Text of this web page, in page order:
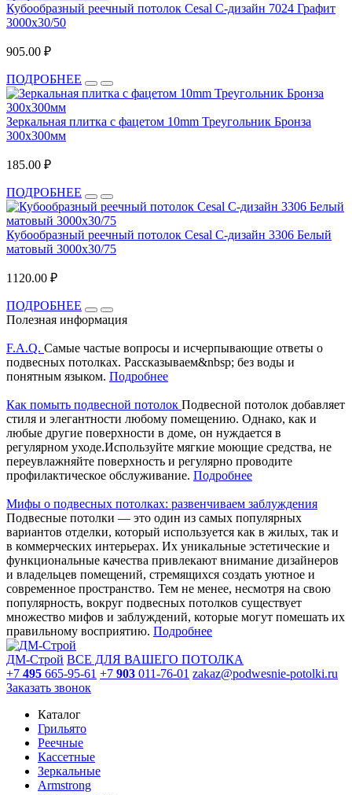
Кубообразный реечный потолок Cesal C-дизайн 7024 Графит
3000х30/50
905.00 ₽
ПОДРОБНЕЕ
Зеркальная плитка с фацетом 10mm Треугольник Бронза
300х300мм
185.00 ₽
ПОДРОБНЕЕ
Кубообразный реечный потолок Cesal C-дизайн 3306 Белый
матовый 3000х30/75
1120.00 ₽
ПОДРОБНЕЕ
Полезная информация
F.A.Q. Самые частые вопросы и исчерпывающие ответы о
подвесных потолках. Рассказываем&nbsp; без воды и
понятным языком. Подробнее
Как помыть подвесной потолок Подвесной потолок добавляет
стиля и элегантности любому помещению. Однако, как и
любые другие поверхности в доме, он нуждается в
регулярном уходе.Используйте мягкие моющие средства, не
переувлажняйте поверхность и регулярно проводите
профилактическое обслуживание. Подробнее
Мифы о подвесных потолках: развенчиваем заблуждения
Подвесные потолки — это один из самых популярных
вариантов отделки, который используется как в жилых, так и
в коммерческих интерьерах. Их уникальные эстетические и
функциональные качества привлекают внимание дизайнеров
и владельцев помещений, стремящихся создать уютное и
современное пространство. Тем не менее, несмотря на свою
популярность, вокруг подвесных потолков существует
множество мифов и заблуждений, которые могут помешать их
правильному восприятию. Подробнее
ДМ-Строй ВСЕ ДЛЯ ВАШЕГО ПОТОЛКА
+7 495 665-95-61 +7 903 011-76-01 zakaz@podwesnie-potolki.ru
Заказать звонок
Каталог
Грильято
Реечные
Кассетные
Зеркальные
Armstrong